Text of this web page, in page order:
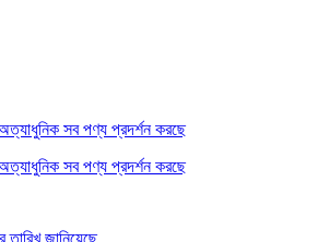
অত্যাধুনিক সব পণ্য প্রদর্শন করছে
অত্যাধুনিক সব পণ্য প্রদর্শন করছে
তারিখ জানিয়েছে